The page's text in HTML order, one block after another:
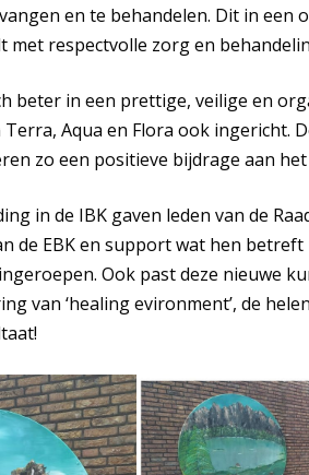
en te behandelen. Dit in een
met respectvolle zorg en
beter in een prettige, veilige en
Aqua en Flora ook ingericht.
zo een positieve bijdrage aan
in de IBK gaven leden van de
de EBK en support wat hen
Ook past deze nieuwe
van ‘healing evironment’, de